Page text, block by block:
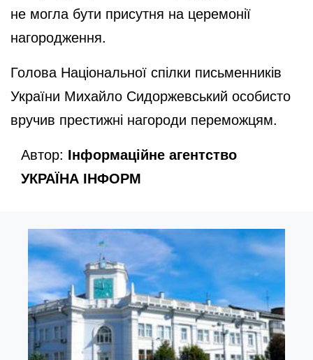
не могла бути присутня на церемонії
нагородження.
Голова Національної спілки письменників
України Михайло Сидоржевський особисто
вручив престижні нагороди переможцям.
Автор: Інформаційне агентство
УКРАЇНА ІНФОРМ